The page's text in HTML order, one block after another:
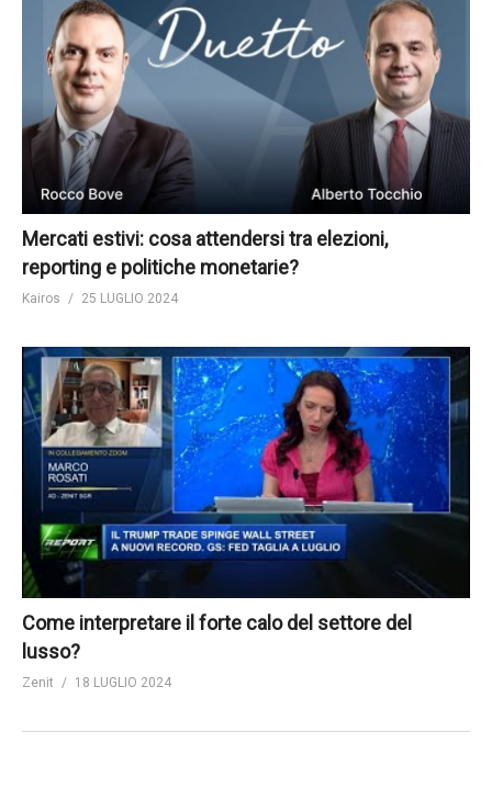
Mercati estivi: cosa attendersi tra elezioni,
reporting e politiche monetarie?
Kairos 25 LUGLIO 2024
Come interpretare il forte calo del settore del
lusso?
Zenit 18 LUGLIO 2024